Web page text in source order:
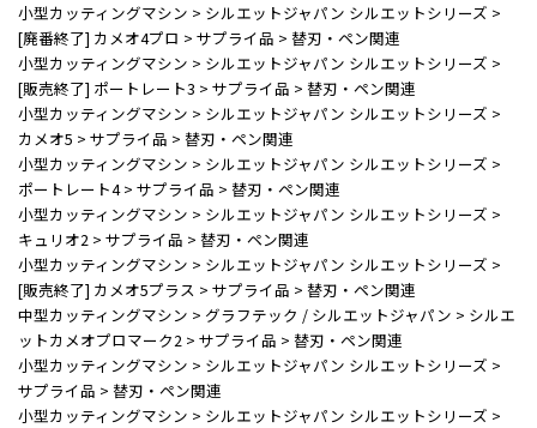
小型カッティングマシン > シルエットジャパン シルエットシリーズ >
[廃番終了] カメオ4プロ > サプライ品 > 替刃・ペン関連
小型カッティングマシン > シルエットジャパン シルエットシリーズ >
[販売終了] ポートレート3 > サプライ品 > 替刃・ペン関連
小型カッティングマシン > シルエットジャパン シルエットシリーズ >
カメオ5 > サプライ品 > 替刃・ペン関連
小型カッティングマシン > シルエットジャパン シルエットシリーズ >
ポートレート4> サプライ品 > 替刃・ペン関連
小型カッティングマシン > シルエットジャパン シルエットシリーズ >
キュリオ2 > サプライ品 > 替刃・ペン関連
小型カッティングマシン > シルエットジャパン シルエットシリーズ >
[販売終了] カメオ5プラス > サプライ品 > 替刃・ペン関連
中型カッティングマシン > グラフテック / シルエットジャパン > シルエ
ットカメオプロマーク2 > サプライ品 > 替刃・ペン関連
小型カッティングマシン > シルエットジャパン シルエットシリーズ >
サプライ品 > 替刃・ペン関連
小型カッティングマシン > シルエットジャパン シルエットシリーズ >